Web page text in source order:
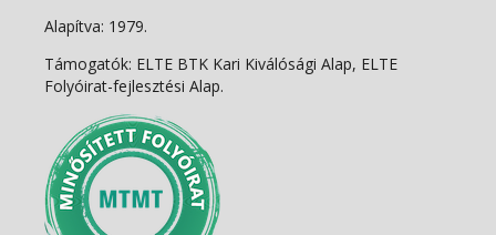
Alapítva: 1979.
Támogatók: ELTE BTK Kari Kiválósági Alap, ELTE
Folyóirat-fejlesztési Alap.